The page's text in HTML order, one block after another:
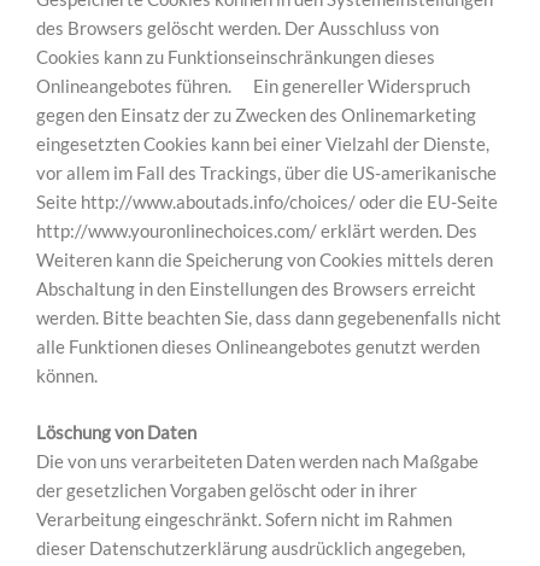
des Browsers gelöscht werden. Der Ausschluss von
Cookies kann zu Funktionseinschränkungen dieses
Onlineangebotes führen. Ein genereller Widerspruch
gegen den Einsatz der zu Zwecken des Onlinemarketing
eingesetzten Cookies kann bei einer Vielzahl der Dienste,
vor allem im Fall des Trackings, über die US-amerikanische
Seite http://www.aboutads.info/choices/ oder die EU-Seite
http://www.youronlinechoices.com/ erklärt werden. Des
Weiteren kann die Speicherung von Cookies mittels deren
Abschaltung in den Einstellungen des Browsers erreicht
werden. Bitte beachten Sie, dass dann gegebenenfalls nicht
alle Funktionen dieses Onlineangebotes genutzt werden
können.
Löschung von Daten
Die von uns verarbeiteten Daten werden nach Maßgabe
der gesetzlichen Vorgaben gelöscht oder in ihrer
Verarbeitung eingeschränkt. Sofern nicht im Rahmen
dieser Datenschutzerklärung ausdrücklich angegeben,